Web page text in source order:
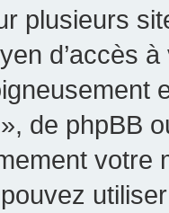
plusieurs
d’accès
de phpBB
votre